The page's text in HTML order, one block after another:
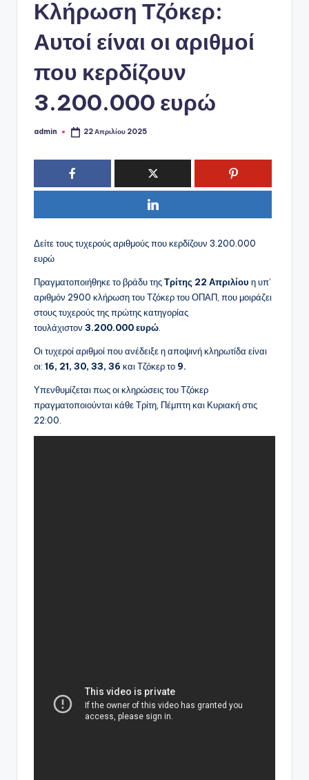
Κλήρωση Τζόκερ:
Αυτοί είναι οι αριθμοί
που κερδίζουν
3.200.000 ευρώ
Συγγραφέας:
admin 22 Απριλίου 2025
Δείτε τους τυχερούς αριθμούς που κερδίζουν 3.200.000
ευρώ
Πραγματοποιήθηκε το βράδυ τηςΤρίτης 22 Απριλίου η υπ’
αριθμόν 2900 κλήρωση του Τζόκερ του ΟΠΑΠ, που μοιράζει
στους τυχερούς της πρώτης κατηγορίας
τουλάχιστον 3.200.000 ευρώ
Οι τυχεροί αριθμοί που ανέδειξε η αποψινή κληρωτίδα είναι
οι: 16, 21, 30, 33, 36 και Τζόκερ το 9.
Υπενθυμίζεται πως οι κληρώσεις του Τζόκερ
πραγματοποιούνται κάθε Τρίτη, Πέμπτη και Κυριακή στις
22:00.